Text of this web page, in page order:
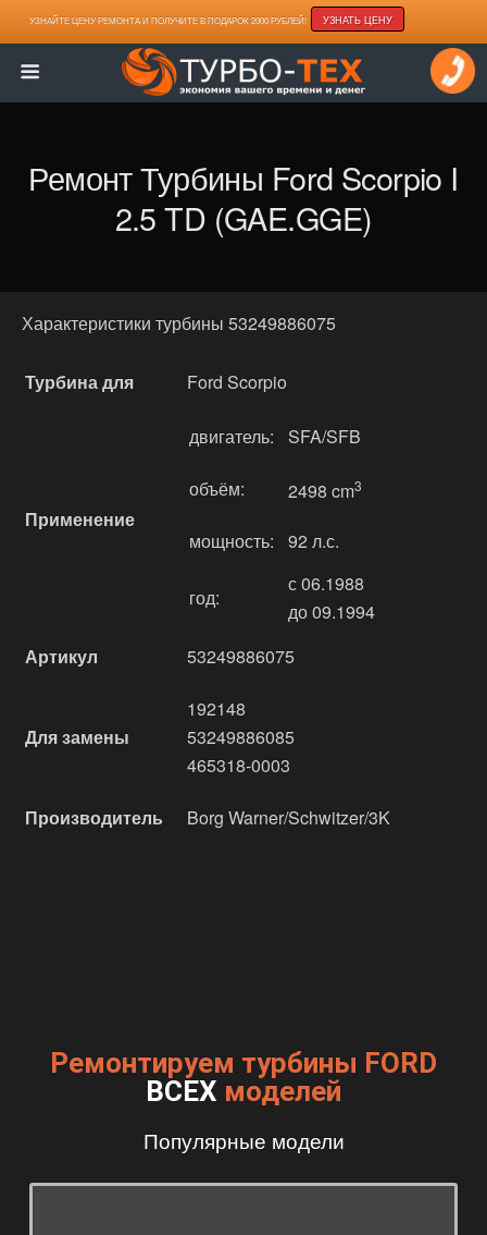
УЗНАЙТЕ ЦЕНУ РЕМОНТА И ПОЛУЧИТЕ В ПОДАРОК 2000 РУБЛЕЙ! УЗНАТЬ ЦЕНУ
Ремонт Турбины Ford Scorpio I
2.5 TD (GAE.GGE)
Характеристики турбины 53249886075
Турбина для Ford Scorpio
Применение
двигатель: SFA/SFB
объём: 2498 cm3
мощность: 92 л.с.
год:
с 06.1988
до 09.1994
Артикул
53249886075
Для замены
192148
53249886085
465318-0003
Производитель Borg Warner/Schwitzer/3K
Ремонтируем турбины FORD
ВСЕХ моделей
Популярные модели